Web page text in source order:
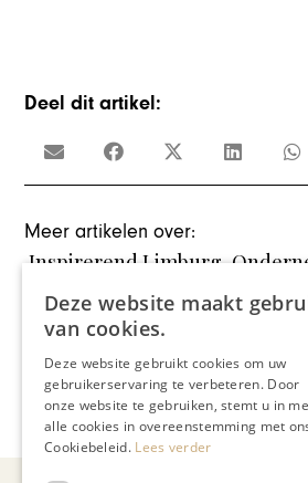
Deel dit artikel:
Meer artikelen over:
Inspirerend Limburg,
Economie
Black Label Hospitality,Hotel
Inspirerend Limburg,
Hoogenweerth,Martin
Deze website maakt
van cookies.
Deze website gebruikt cookies om uw
gebruikerservaring te verbeteren. Door
onze website te gebruiken, stemt u in
alle cookies in overeenstemming met
Cookiebeleid. Lees verder